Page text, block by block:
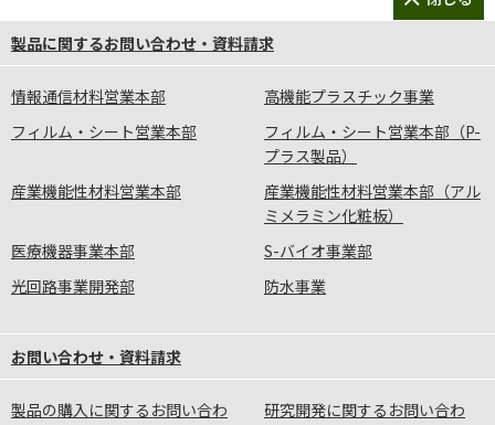
製品に関するお問い合わせ・資料請求
情報通信材料営業本部
高機能プラスチック事業
フィルム・シート営業本部
フィルム・シート営業本部（P-
プラス製品）
産業機能性材料営業本部
産業機能性材料営業本部（アル
ミメラミン化粧板）
医療機器事業本部
S-バイオ事業部
光回路事業開発部
防水事業
お問い合わせ・資料請求
製品の購入に関するお問い合わ
研究開発に関するお問い合わ